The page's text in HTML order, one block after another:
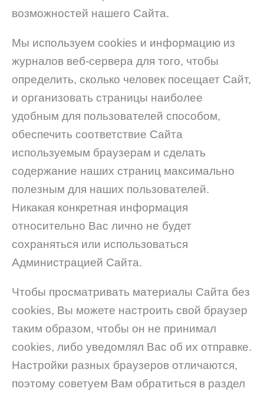
возможностей нашего Сайта.
Мы используем cookies и информацию из
журналов веб-сервера для того, чтобы
определить, сколько человек посещает Сайт,
и организовать страницы наиболее
удобным для пользователей способом,
обеспечить соответствие Сайта
используемым браузерам и сделать
содержание наших страниц максимально
полезным для наших пользователей.
Никакая конкретная информация
относительно Вас лично не будет
сохраняться или использоваться
Администрацией Сайта.
Чтобы просматривать материалы Сайта без
cookies, Вы можете настроить свой браузер
таким образом, чтобы он не принимал
cookies, либо уведомлял Вас об их отправке.
Настройки разных браузеров отличаются,
поэтому советуем Вам обратиться в раздел